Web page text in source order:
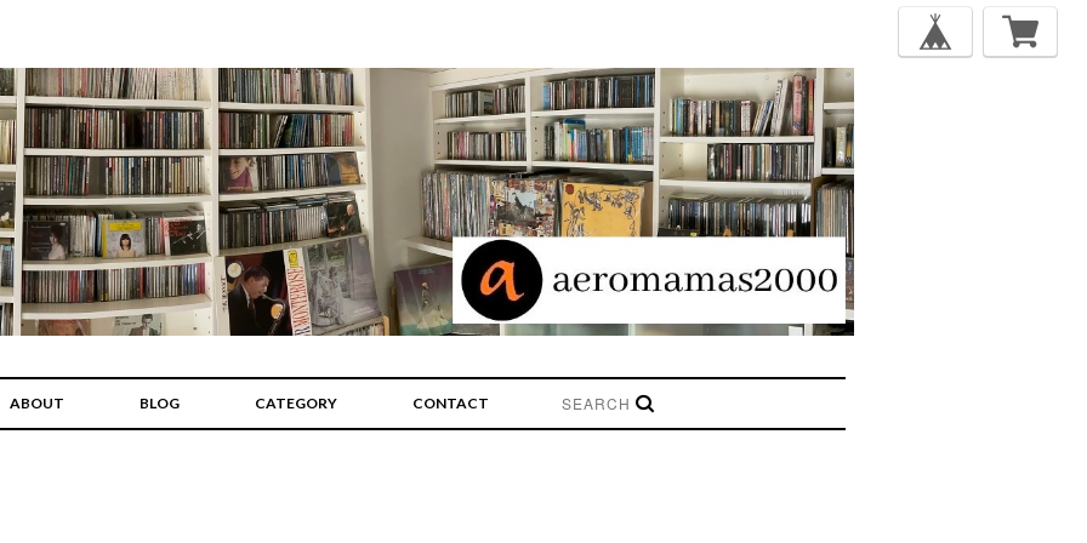
ABOUT BLOG CATEGORY CONTACT